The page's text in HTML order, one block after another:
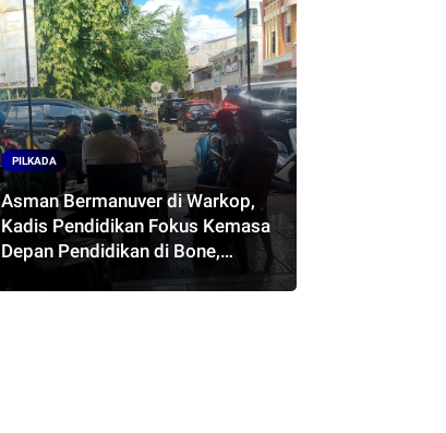
PILKADA
Asman Bermanuver di Warkop,
Kadis Pendidikan Fokus Kemasa
Depan Pendidikan di Bone,
Akankah Terwujud Pasangan